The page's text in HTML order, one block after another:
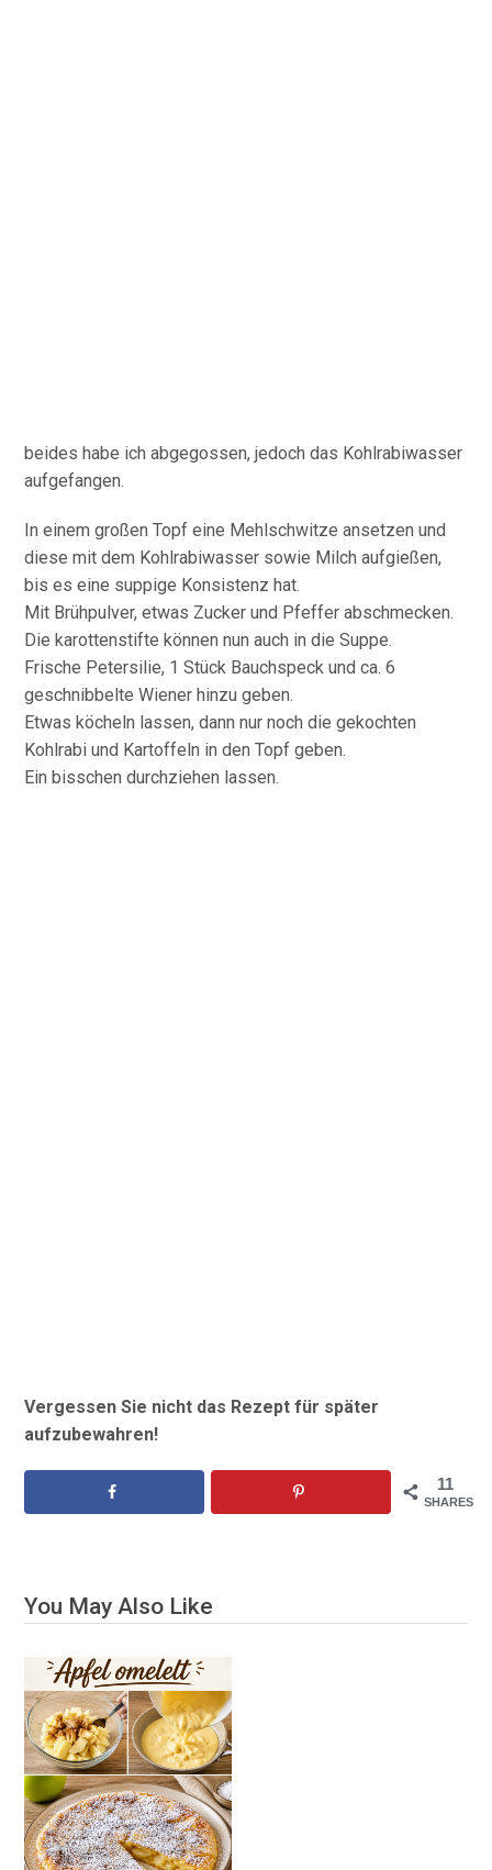
beides habe ich abgegossen, jedoch das Kohlrabiwasser
aufgefangen.
In einem großen Topf eine Mehlschwitze ansetzen und
diese mit dem Kohlrabiwasser sowie Milch aufgießen,
bis es eine suppige Konsistenz hat.
Mit Brühpulver, etwas Zucker und Pfeffer abschmecken.
Die karottenstifte können nun auch in die Suppe.
Frische Petersilie, 1 Stück Bauchspeck und ca. 6
geschnibbelte Wiener hinzu geben.
Etwas köcheln lassen, dann nur noch die gekochten
Kohlrabi und Kartoffeln in den Topf geben.
Ein bisschen durchziehen lassen.
Vergessen Sie nicht das Rezept für später
aufzubewahren!
11
SHARES
You May Also Like